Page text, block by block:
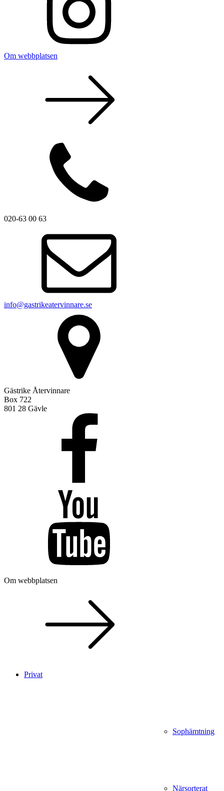
Om webbplatsen
020-63 00 63
info@gastrikeatervinnare.se
Gästrike Återvinnare
Box 722
801 28 Gävle
Om webbplatsen
Privat
Sophämtning
Närsorterat